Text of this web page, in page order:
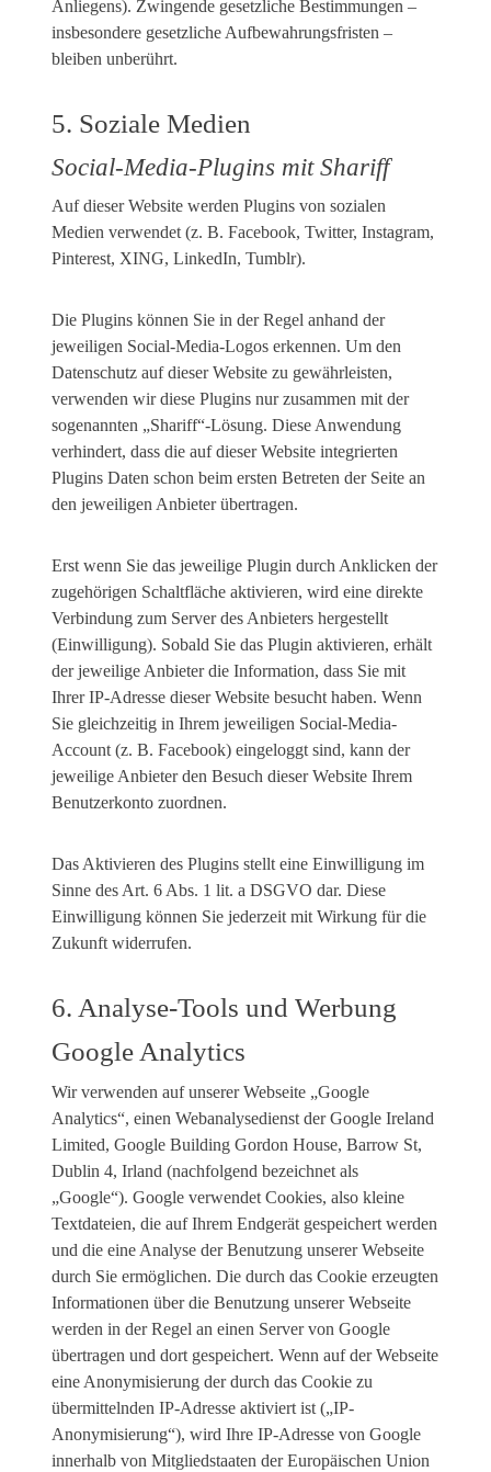
Anliegens). Zwingende gesetzliche Bestimmungen –
insbesondere gesetzliche Aufbewahrungsfristen –
bleiben unberührt.
5. Soziale Medien
Social-Media-Plugins mit Shariff
Auf dieser Website werden Plugins von sozialen
Medien verwendet (z. B. Facebook, Twitter, Instagram,
Pinterest, XING, LinkedIn, Tumblr).
Die Plugins können Sie in der Regel anhand der
jeweiligen Social-Media-Logos erkennen. Um den
Datenschutz auf dieser Website zu gewährleisten,
verwenden wir diese Plugins nur zusammen mit der
sogenannten „Shariff“-Lösung. Diese Anwendung
verhindert, dass die auf dieser Website integrierten
Plugins Daten schon beim ersten Betreten der Seite an
den jeweiligen Anbieter übertragen.
Erst wenn Sie das jeweilige Plugin durch Anklicken der
zugehörigen Schaltfläche aktivieren, wird eine direkte
Verbindung zum Server des Anbieters hergestellt
(Einwilligung). Sobald Sie das Plugin aktivieren, erhält
der jeweilige Anbieter die Information, dass Sie mit
Ihrer IP-Adresse dieser Website besucht haben. Wenn
Sie gleichzeitig in Ihrem jeweiligen Social-Media-
Account (z. B. Facebook) eingeloggt sind, kann der
jeweilige Anbieter den Besuch dieser Website Ihrem
Benutzerkonto zuordnen.
Das Aktivieren des Plugins stellt eine Einwilligung im
Sinne des Art. 6 Abs. 1 lit. a DSGVO dar. Diese
Einwilligung können Sie jederzeit mit Wirkung für die
Zukunft widerrufen.
6. Analyse-Tools und Werbung
Google Analytics
Wir verwenden auf unserer Webseite „Google
Analytics“, einen Webanalysedienst der Google Ireland
Limited, Google Building Gordon House, Barrow St,
Dublin 4, Irland (nachfolgend bezeichnet als
„Google“). Google verwendet Cookies, also kleine
Textdateien, die auf Ihrem Endgerät gespeichert werden
und die eine Analyse der Benutzung unserer Webseite
durch Sie ermöglichen. Die durch das Cookie erzeugten
Informationen über die Benutzung unserer Webseite
werden in der Regel an einen Server von Google
übertragen und dort gespeichert. Wenn auf der Webseite
eine Anonymisierung der durch das Cookie zu
übermittelnden IP-Adresse aktiviert ist („IP-
Anonymisierung“), wird Ihre IP-Adresse von Google
innerhalb von Mitgliedstaaten der Europäischen Union